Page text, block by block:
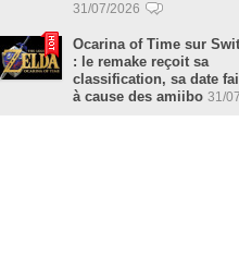
31/07/2026
Ocarina of Time sur
: le remake reçoit sa
classification, sa date
à cause des amiibo 31/